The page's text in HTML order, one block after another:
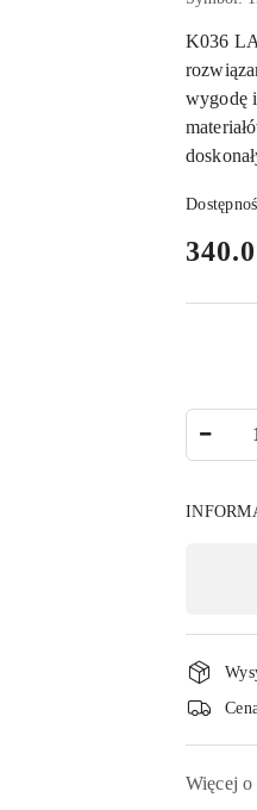
K036
wygodę
cena:
i
Więcej